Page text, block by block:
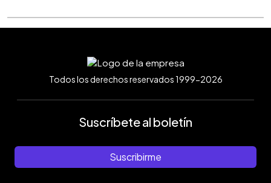
Todos los derechos reservados 1999-2026
Suscríbete al boletín
Suscribirme